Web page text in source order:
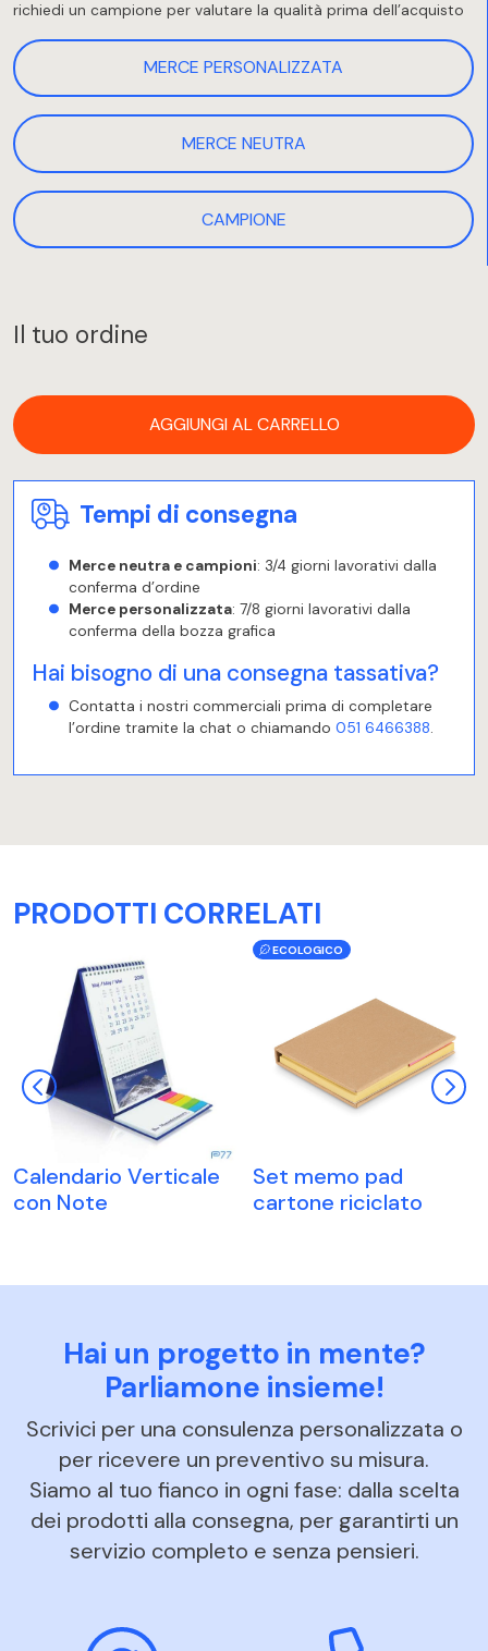
richiedi un campione per valutare la qualità prima dell’acquisto
MERCE PERSONALIZZATA
MERCE NEUTRA
CAMPIONE
Il tuo ordine
AGGIUNGI AL CARRELLO
Tempi di consegna
Merce neutra e campioni: 3/4 giorni lavorativi dalla
conferma d’ordine
Merce personalizzata: 7/8 giorni lavorativi dalla
conferma della bozza grafica
Hai bisogno di una consegna tassativa?
Contatta i nostri commerciali prima di completare
l’ordine tramite la chat o chiamando 051 6466388.
PRODOTTI CORRELATI
Calendario Verticale
con Note
ECOLOGICO
Set memo pad
cartone riciclato
Hai un progetto in mente?
Parliamone insieme!
Scrivici per una consulenza personalizzata o
per ricevere un preventivo su misura.
Siamo al tuo fianco in ogni fase: dalla scelta
dei prodotti alla consegna, per garantirti un
servizio completo e senza pensieri.